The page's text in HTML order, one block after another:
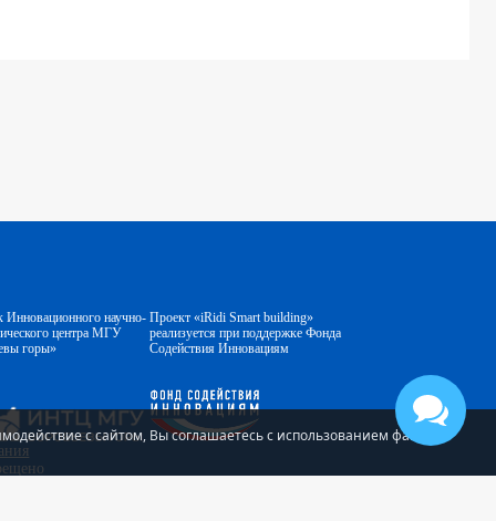
Инновационного научно-
центра МГУ
горы»
Проект «iRidi Smart building»
реализуется при поддержке Фонда
Содействия Инновациям
с сайтом, Вы соглашаетесь с использованием файлов